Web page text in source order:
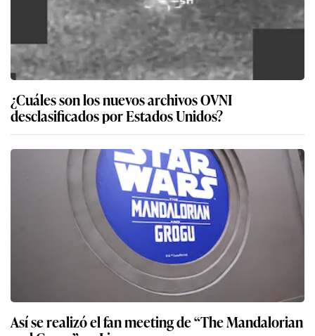
¿Cuáles son los nuevos archivos OVNI
desclasificados por Estados Unidos?
Así se realizó el fan meeting de “The Mandalorian